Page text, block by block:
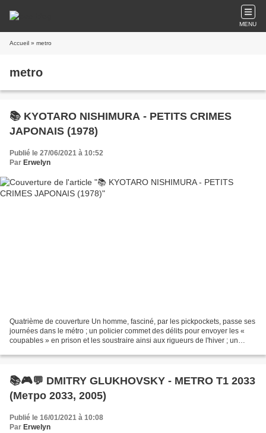
MENU
Accueil » metro
metro
📚 KYOTARO NISHIMURA - PETITS CRIMES
JAPONAIS (1978)
Publié le 27/06/2021 à 10:52
Par Erwelyn
Quatrième de couverture Un homme, fasciné, par les pickpockets, passe ses
journées dans le métro ; un policier commet des délits pour envoyer les «
coupables » en prison et les soustraire ainsi aux rigueurs de l'hiver ; un
📚🎮💬 DMITRY GLUKHOVSKY - METRO T1 2033
(Метро 2033, 2005)
Publié le 16/01/2021 à 10:08
Par Erwelyn